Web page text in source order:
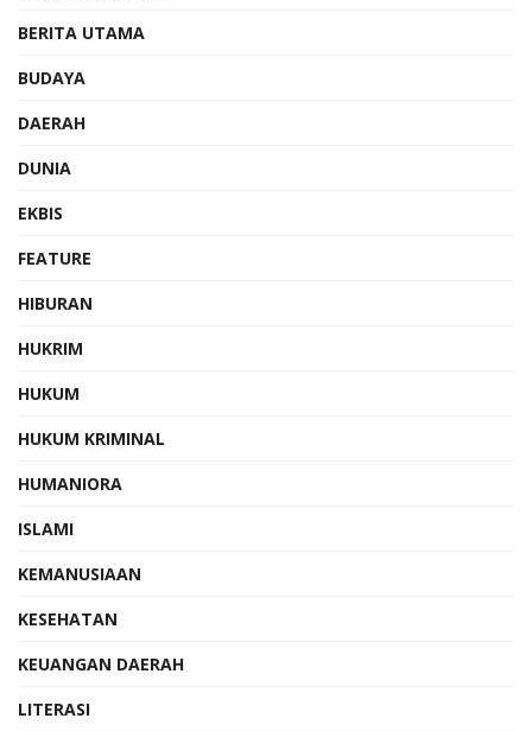
BERITA UTAMA
BUDAYA
DAERAH
DUNIA
EKBIS
FEATURE
HIBURAN
HUKRIM
HUKUM
HUKUM KRIMINAL
HUMANIORA
ISLAMI
KEMANUSIAAN
KESEHATAN
KEUANGAN DAERAH
LITERASI